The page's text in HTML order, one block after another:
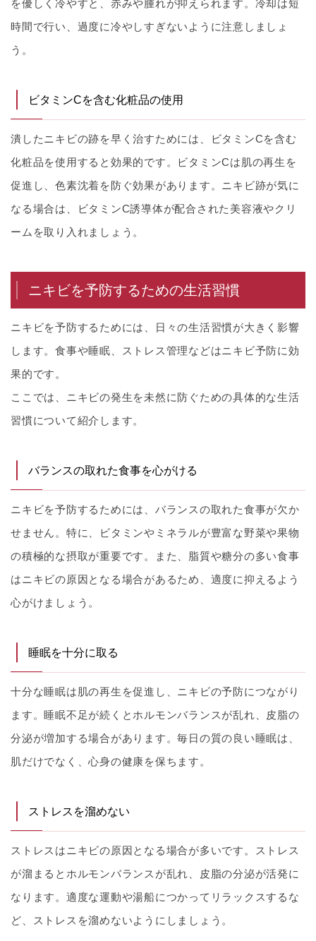
を優しく冷やすと、赤みや腫れが抑えられます。冷却は短
時間で行い、過度に冷やしすぎないように注意しましょ
う。
ビタミンCを含む化粧品の使用
潰したニキビの跡を早く治すためには、ビタミンCを含む
化粧品を使用すると効果的です。ビタミンCは肌の再生を
促進し、色素沈着を防ぐ効果があります。ニキビ跡が気に
なる場合は、ビタミンC誘導体が配合された美容液やクリ
ームを取り入れましょう。
ニキビを予防するための生活習慣
ニキビを予防するためには、日々の生活習慣が大きく影響
します。食事や睡眠、ストレス管理などはニキビ予防に効
果的です。
ここでは、ニキビの発生を未然に防ぐための具体的な生活
習慣について紹介します。
バランスの取れた食事を心がける
ニキビを予防するためには、バランスの取れた食事が欠か
せません。特に、ビタミンやミネラルが豊富な野菜や果物
の積極的な摂取が重要です。また、脂質や糖分の多い食事
はニキビの原因となる場合があるため、適度に抑えるよう
心がけましょう。
睡眠を十分に取る
十分な睡眠は肌の再生を促進し、ニキビの予防につながり
ます。睡眠不足が続くとホルモンバランスが乱れ、皮脂の
分泌が増加する場合があります。毎日の質の良い睡眠は、
肌だけでなく、心身の健康を保ちます。
ストレスを溜めない
ストレスはニキビの原因となる場合が多いです。ストレス
が溜まるとホルモンバランスが乱れ、皮脂の分泌が活発に
なります。適度な運動や湯船につかってリラックスするな
ど、ストレスを溜めないようにしましょう。